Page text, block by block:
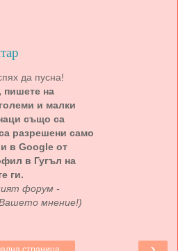
да пусна!
пишете на
и малки
също са
разрешени само
в Google от
в Гугъл на
ги.
форум -
мнение!)